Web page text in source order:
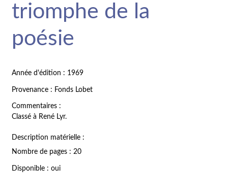
triomphe de la
poésie
Année d'édition : 1969
Provenance : Fonds Lobet
Commentaires :
Classé à René Lyr.
Description matérielle :
Nombre de pages : 20
Disponible : oui